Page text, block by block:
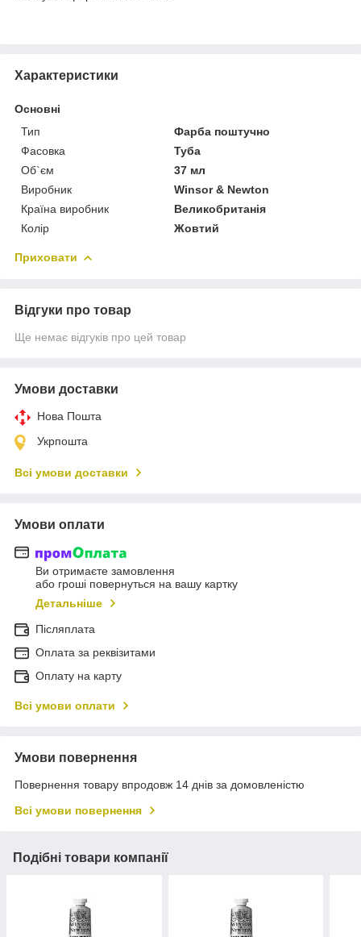
Характеристики
Основні
Тип
Фарба поштучно
Фасовка
Туба
Об`єм
37 мл
Виробник
Winsor & Newton
Країна виробник
Великобританія
Колір
Жовтий
Приховати
Відгуки про товар
Ще немає відгуків про цей товар
Умови доставки
Нова Пошта
Укрпошта
Всі умови доставки
Умови оплати
Ви отримаєте замовлення
або гроші повернуться на вашу картку
Детальніше
Післяплата
Оплата за реквізитами
Оплату на карту
Всі умови оплати
Умови повернення
Повернення товару впродовж 14 днів за домовленістю
Всі умови повернення
Подібні товари компанії